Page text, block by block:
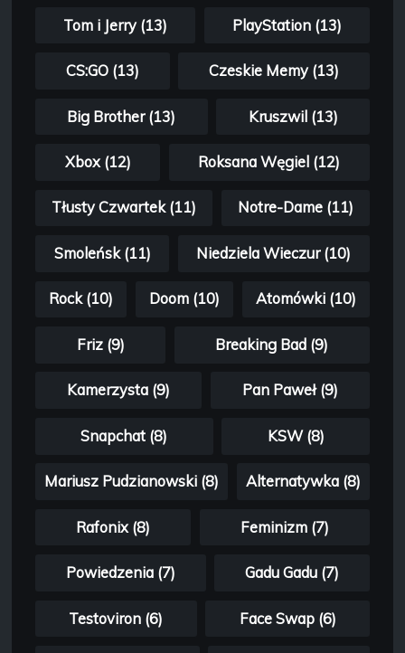
Tom i Jerry (13) PlayStation (13)
CS:GO (13) Czeskie Memy (13)
Big Brother (13) Kruszwil (13)
Xbox (12) Roksana Węgiel (12)
Tłusty Czwartek (11) Notre-Dame (11)
Smoleńsk (11) Niedziela Wieczur (10)
Rock (10) Doom (10) Atomówki (10)
Friz (9) Breaking Bad (9)
Kamerzysta (9) Pan Paweł (9)
Snapchat (8) KSW (8)
Mariusz Pudzianowski (8) Alternatywka (8)
Rafonix (8) Feminizm (7)
Powiedzenia (7) Gadu Gadu (7)
Testoviron (6) Face Swap (6)